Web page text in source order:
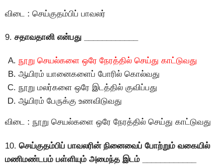
விடை : செய்குதம்பிப் பாவலர்
9. சதாவதானி என்பது ____________
நூறு செயல்களை ஒரே நேரத்தில் செய்து காட்டுவது
ஆயிரம் யானைகளைப் போரில் கொல்வது
நூறு மலர்களை ஒரே இடத்தில் குவிப்பது
ஆயிரம் பேருக்கு உணவிடுவது
விடை : நூறு செயல்களை ஒரே நேரத்தில் செய்து காட்டுவது
10. செய்குதம்பிப் பாவலரின் நினைவைப் போற்றும் வகையில்
மணிமண்டபம் பள்ளியும் அமைந்த இடம் ____________